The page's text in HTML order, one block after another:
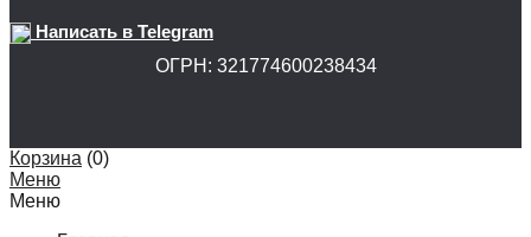
Написать в Telegram
ОГРН: 321774600238434
Корзина (0)
Меню
Меню